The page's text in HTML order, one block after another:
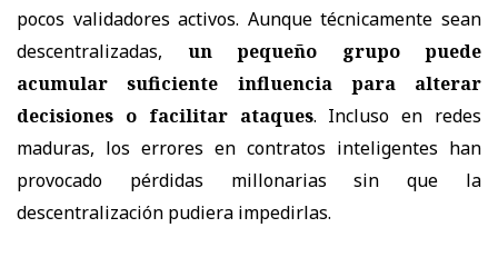
pocos validadores activos. Aunque técnicamente sean
descentralizadas, un pequeño grupo puede
acumular suficiente influencia para alterar
decisiones o facilitar ataques. Incluso en redes
maduras, los errores en contratos inteligentes han
provocado pérdidas millonarias sin que la
descentralización pudiera impedirlas.